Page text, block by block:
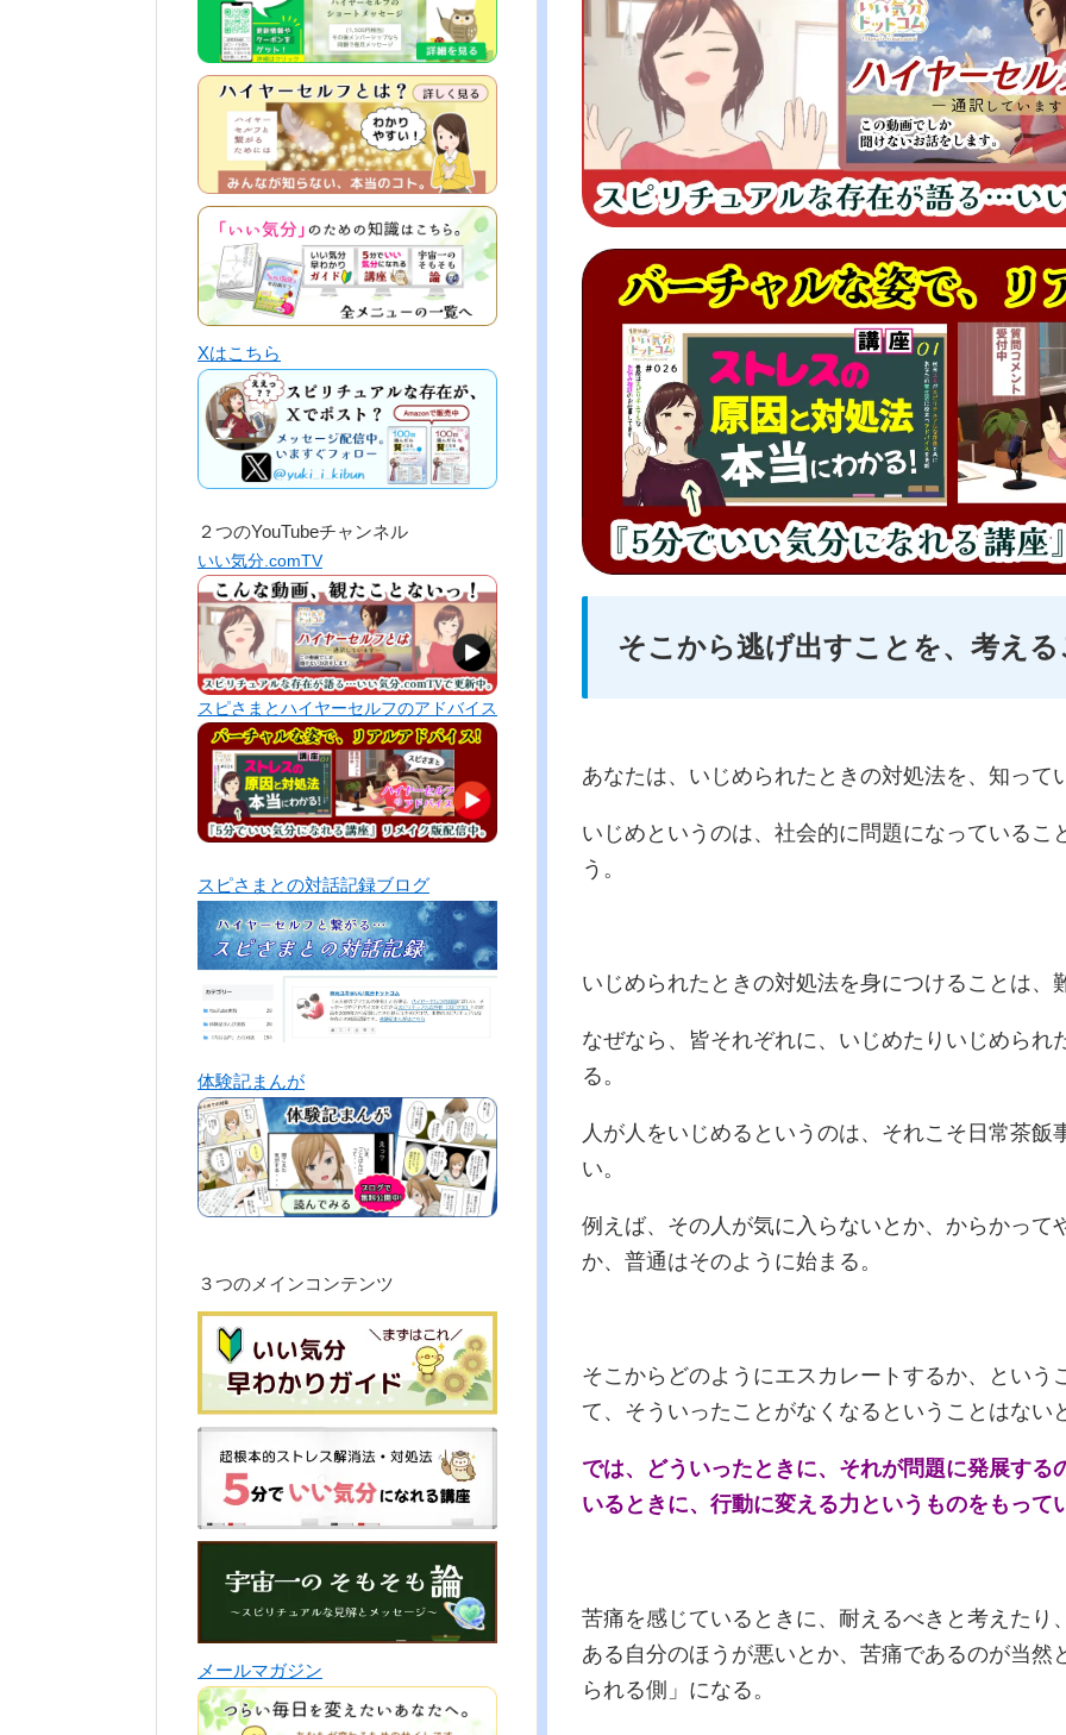
そこから逃げ出すことを、考え
あなたは、いじめられたときの対処法を、知って
いじめというのは、社会的に問題になっているこ
う。
いじめられたときの対処法を身につけることは、
なぜなら、皆それぞれに、いじめたりいじめられ
る。
人が人をいじめるというのは、それこそ日常茶飯
い。
例えば、その人が気に入らないとか、からかって
か、普通はそのように始まる。
そこからどのようにエスカレートするか、という
て、そういったことがなくなるということはない
では、どういったときに、それが問題に発展する
いるときに、行動に変える力というものをもって
苦痛を感じているときに、耐えるべきと考えたり
ある自分のほうが悪いとか、苦痛であるのが当然
られる側」になる。